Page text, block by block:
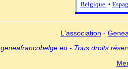
Belgique •
L'association -
geneafrancobelge.eu - Tous droits